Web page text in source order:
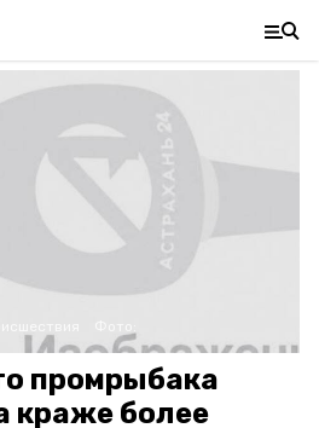
промрыбака
краже более